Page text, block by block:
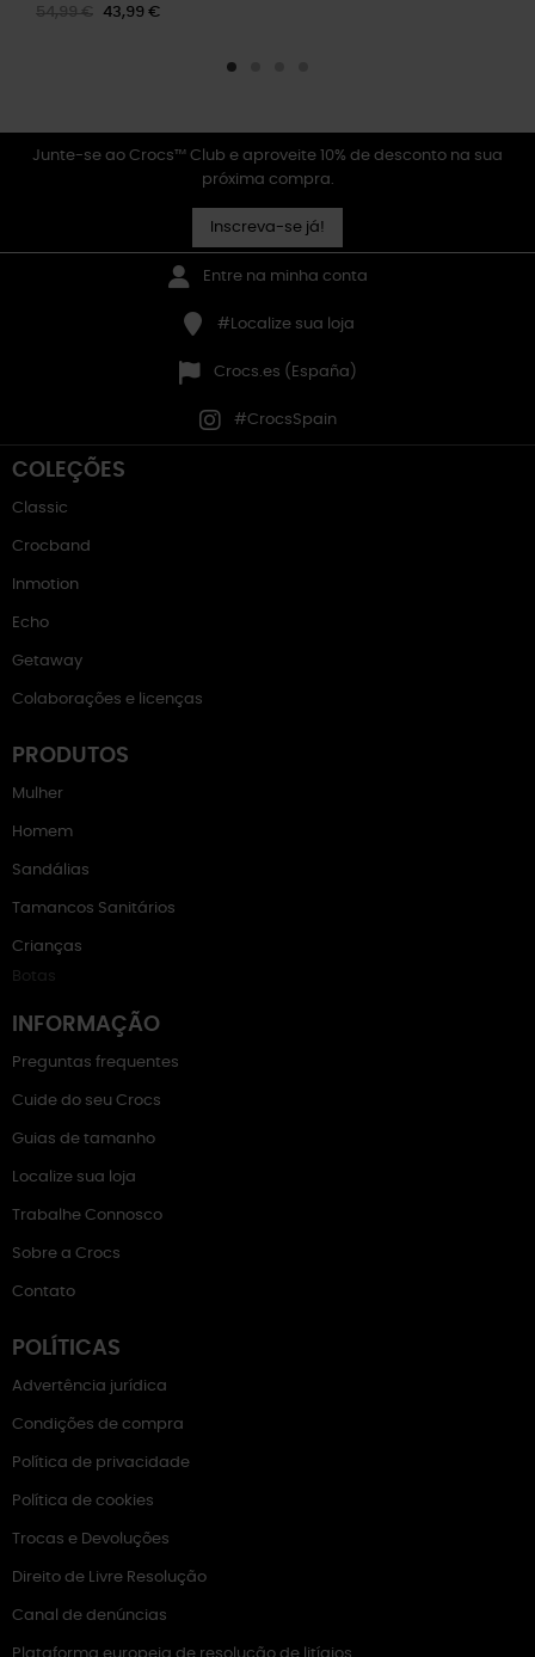
54,99 € 43,99 €
Junte-se ao Crocs™ Club e aproveite 10% de desconto na sua
próxima compra.
Inscreva-se já!
Entre na minha conta
#Localize sua loja
Crocs.es (España)
#CrocsSpain
COLEÇÕES
Classic
Crocband
Inmotion
Echo
Getaway
Colaborações e licenças
PRODUTOS
Mulher
Homem
Sandálias
Tamancos Sanitários
Crianças
Botas
INFORMAÇÃO
Preguntas frequentes
Cuide do seu Crocs
Guias de tamanho
Localize sua loja
Trabalhe Connosco
Sobre a Crocs
Contato
POLÍTICAS
Advertência jurídica
Condições de compra
Política de privacidade
Política de cookies
Trocas e Devoluções
Direito de Livre Resolução
Canal de denúncias